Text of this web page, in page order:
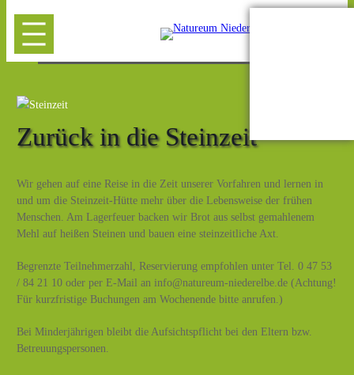
Zurück in die Steinzeit
Wir gehen auf eine Reise in die Zeit unserer Vorfahren und lernen in
und um die Steinzeit-Hütte mehr über die Lebensweise der frühen
Menschen. Am Lagerfeuer backen wir Brot aus selbst gemahlenem
Mehl auf heißen Steinen und bauen eine steinzeitliche Axt.
Begrenzte Teilnehmerzahl, Reservierung empfohlen unter Tel. 0 47 53
/ 84 21 10 oder per E-Mail an info@natureum-niederelbe.de (Achtung!
Für kurzfristige Buchungen am Wochenende bitte anrufen.)
Bei Minderjährigen bleibt die Aufsichtspflicht bei den Eltern bzw.
Betreuungspersonen.